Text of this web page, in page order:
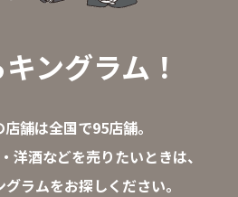
ングラム！
舗は全国で95店舗。
洋酒などを売りたいときは、
ラムをお探しください。